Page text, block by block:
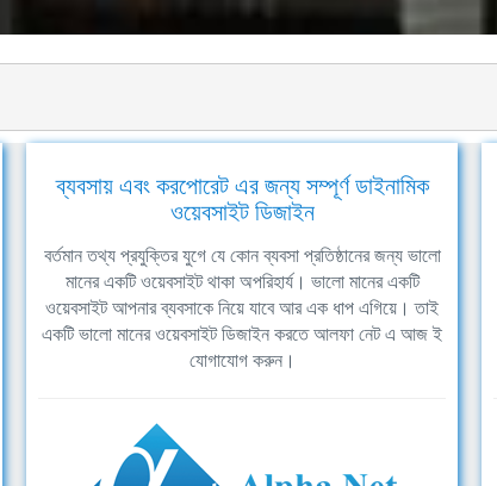
ব্যবসায় এবং করপোরেট এর জন্য সম্পূর্ণ ডাইনামিক
ওয়েবসাইট ডিজাইন
বর্তমান তথ্য প্রযুক্তির যুগে যে কোন ব্যবসা প্রতিষ্ঠানের জন্য ভালো
মানের একটি ওয়েবসাইট থাকা অপরিহার্য। ভালো মানের একটি
ওয়েবসাইট আপনার ব্যবসাকে নিয়ে যাবে আর এক ধাপ এগিয়ে। তাই
একটি ভালো মানের ওয়েবসাইট ডিজাইন করতে আলফা নেট এ আজ ই
যোগাযোগ করুন।